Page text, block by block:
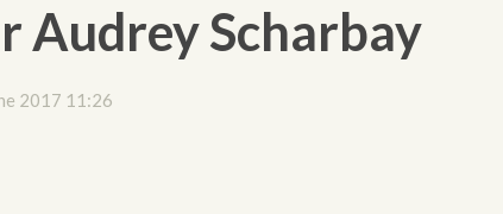
Audrey Scharbay
2017 11:26